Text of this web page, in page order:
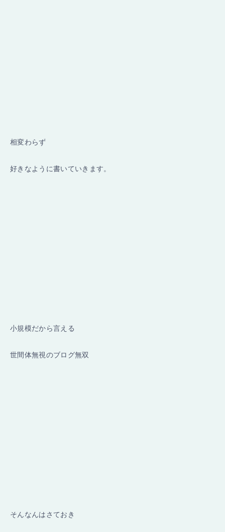
相変わらず
好きなように書いていきます。
小規模だから言える
世間体無視のブログ無双
そんなんはさておき